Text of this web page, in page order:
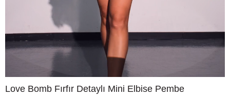
Love Bomb Fırfır Detaylı Mini Elbise Pembe